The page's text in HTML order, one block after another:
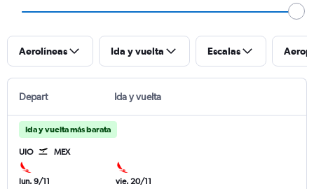
Aerolíneas Ida y vuelta Escalas
Depart Ida y vuelta
Ida y vuelta más barata
UIO MEX
lun. 9/11
vie. 20/11